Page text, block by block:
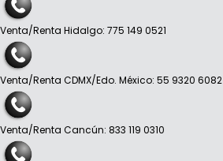
Venta/Renta Hidalgo: 775 149 0521
Venta/Renta CDMX/Edo. México: 55 9320 6082
Venta/Renta Cancún: 833 119 0310